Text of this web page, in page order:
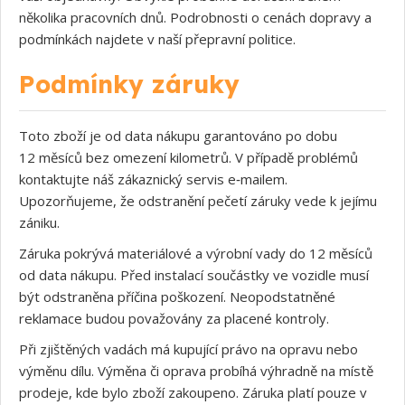
několika pracovních dnů. Podrobnosti o cenách dopravy a
podmínkách najdete v naší přepravní politice.
Podmínky záruky
Toto zboží je od data nákupu garantováno po dobu
12 měsíců bez omezení kilometrů. V případě problémů
kontaktujte náš zákaznický servis e‑mailem.
Upozorňujeme, že odstranění pečetí záruky vede k jejímu
zániku.
Záruka pokrývá materiálové a výrobní vady do 12 měsíců
od data nákupu. Před instalací součástky ve vozidle musí
být odstraněna příčina poškození. Neopodstatněné
reklamace budou považovány za placené kontroly.
Při zjištěných vadách má kupující právo na opravu nebo
výměnu dílu. Výměna či oprava probíhá výhradně na místě
prodeje, kde bylo zboží zakoupeno. Záruka platí pouze v